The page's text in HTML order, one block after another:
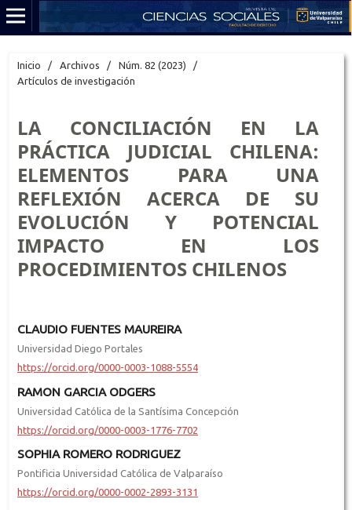
Inicio / Archivos / Núm. 82 (2023)
/
Artículos de investigación
LA CONCILIACIÓN EN LA
PRÁCTICA JUDICIAL CHILENA:
ELEMENTOS PARA UNA
REFLEXIÓN ACERCA DE SU
EVOLUCIÓN Y POTENCIAL
IMPACTO EN LOS
PROCEDIMIENTOS CHILENOS
CLAUDIO FUENTES MAUREIRA
Universidad Diego Portales
https://orcid.org/0000-0003-1088-5554
RAMON GARCIA ODGERS
Universidad Católica de la Santísima Concepción
https://orcid.org/0000-0003-1776-7702
SOPHIA ROMERO RODRIGUEZ
Pontificia Universidad Católica de Valparaíso
https://orcid.org/0000-0002-2893-3131